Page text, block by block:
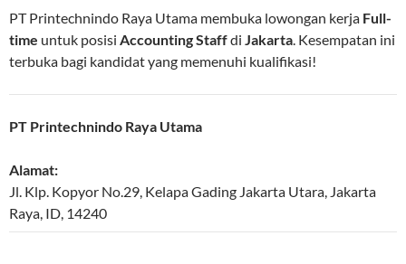
PT Printechnindo Raya Utama membuka lowongan kerja Full-
time untuk posisi Accounting Staffdi Jakarta. Kesempatan ini
terbuka bagi kandidat yang memenuhi kualifikasi!
PT Printechnindo Raya Utama
Alamat:
Jl. Klp. Kopyor No.29, Kelapa Gading Jakarta Utara, Jakarta
Raya, ID, 14240